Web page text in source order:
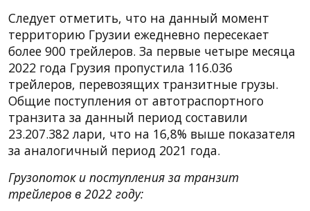
Следует отметить, что на данный момент
территорию Грузии ежедневно пересекает
более 900 трейлеров. За первые четыре месяца
2022 года Грузия пропустила 116.036
трейлеров, перевозящих транзитные грузы.
Общие поступления от автотраспортного
транзита за данный период составили
23.207.382 лари, что на 16,8% выше показателя
за аналогичный период 2021 года.
Грузопоток и поступления за транзит
трейлеров в 2022 году: